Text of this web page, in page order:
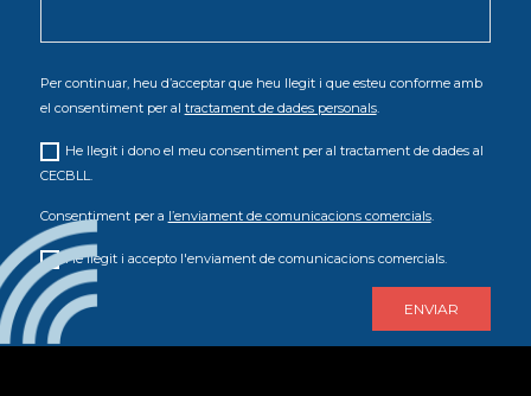
Per continuar, heu d’acceptar que heu llegit i que esteu conforme amb
el consentiment per al tractament de dades personals.
He llegit i dono el meu consentiment per al tractament de dades al
CECBLL.
Consentiment per a l’enviament de comunicacions comercials.
He llegit i accepto l'enviament de comunicacions comercials.